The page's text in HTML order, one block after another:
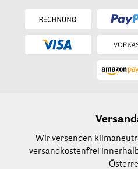
Wir versenden
versandkostenfrei